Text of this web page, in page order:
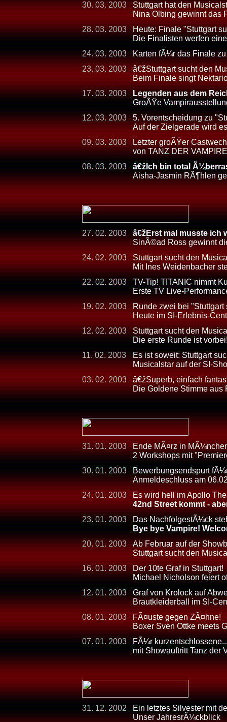
30. 03. 2003
Stuttgart hat den
Nina Olbing gewinnt das
28. 03. 2003
Heute: Finale "Stuttgart
Die Finalisten werfen
24. 03. 2003
Karten fÃ¼r das Finale
23. 03. 2003
â€žStuttgart sucht den
Beim Finale singt
17. 03. 2003
Legenden aus dem
GroÃŸe
12. 03. 2003
5. Vorentscheidung zu
Auf der Zielgerade wird
09. 03. 2003
Letzter groÃŸer
von TANZ DER VAMPIRE
08. 03. 2003
â€žIch bin total
Aisha-Jasmin RÃ¶hlen
27. 02. 2003
â€žErst mal musste ich
SinÃ©ad Ross gewinnt
24. 02. 2003
Stuttgart sucht den
Mit Ines Weidenbacher
22. 02. 2003
TV-Tip! TITANIC nimmt
Erste TV Live-
19. 02. 2003
Runde zwei bei
Heute im SI-Erlebnis-
12. 02. 2003
Stuttgart sucht den
Die erste Runde ist
11. 02. 2003
Es ist soweit: Stuttgart
Musicalstar auf der SI-
03. 02. 2003
â€žSuperb, einfach
Die Goldene Stimme aus
31. 01. 2003
Ende MÃ¤rz in
2 Workshops mit
30. 01. 2003
Bewerbungsendspurt
Anmeldeschluss am
24. 01. 2003
Es wird hell im Apollo
42nd Street kommt -
23. 01. 2003
Das NachfolgestÃ¼ck
Bye bye Vampire!
20. 01. 2003
Ab Februar auf der
Stuttgart sucht den
16. 01. 2003
Der 10te Graf in Stuttgart!
Michael Nicholson feiert
12. 01. 2003
Graf von Krolock auf
Brautkleiderball im SI-
08. 01. 2003
FÃ¤uste gegen ZÃ¤hne!
Boxer Sven Ottke meets
07. 01. 2003
FÃ¼r
mit Showauftritt Tanz der
31. 12. 2002
Ein letztes Silvester mit
Unser JahresrÃ¼ckblick